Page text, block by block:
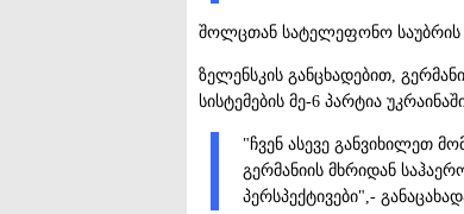
შოლცთან სატელეფონო საუბრის
ზელენსკის განცხადებით,
სისტემების მე-6 პარტია
"ჩვენ ასევე განვიხილეთ
გერმანიის მხრიდან
პერსპექტივები",-